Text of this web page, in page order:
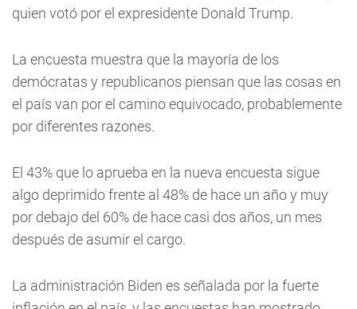
quien votó por el expresidente Donald Trump.
La encuesta muestra que la mayoría de los
demócratas y republicanos piensan que las cosas en
el país van por el camino equivocado, probablemente
por diferentes razones.
El 43% que lo aprueba en la nueva encuesta sigue
algo deprimido frente al 48% de hace un año y muy
por debajo del 60% de hace casi dos años, un mes
después de asumir el cargo.
La administración Biden es señalada por la fuerte